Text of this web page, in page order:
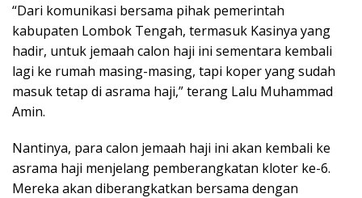
“Dari komunikasi bersama pihak pemerintah
kabupaten Lombok Tengah, termasuk Kasinya yang
hadir, untuk jemaah calon haji ini sementara kembali
lagi ke rumah masing-masing, tapi koper yang sudah
masuk tetap di asrama haji,” terang Lalu Muhammad
Amin.
Nantinya, para calon jemaah haji ini akan kembali ke
asrama haji menjelang pemberangkatan kloter ke-6.
Mereka akan diberangkatkan bersama dengan